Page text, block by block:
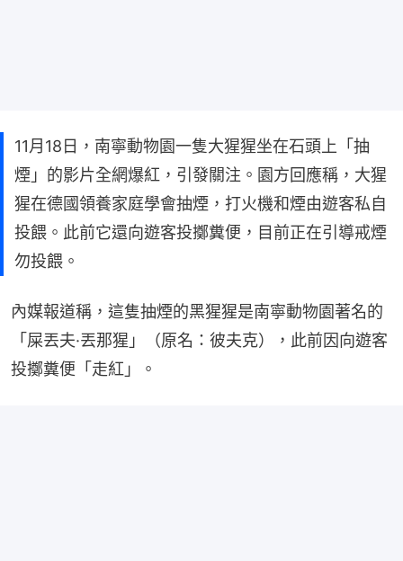
11月18日，南寧動物園一隻大猩猩坐在石頭上「抽
煙」的影片全網爆紅，引發關注。園方回應稱，大猩
猩在德國領養家庭學會抽煙，打火機和煙由遊客私自
投餵。此前它還向遊客投擲糞便，目前正在引導戒煙
勿投餵。
內媒報道稱，這隻抽煙的黑猩猩是南寧動物園著名的
「屎丟夫·丟那猩」（原名：彼夫克），此前因向遊客
投擲糞便「走紅」。